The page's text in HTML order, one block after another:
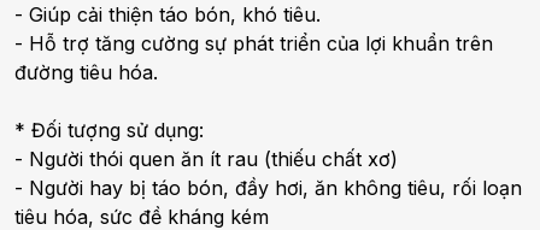
- Giúp cải thiện táo bón, khó tiêu.
- Hỗ trợ tăng cường sự phát triển của lợi khuẩn trên
đường tiêu hóa.
* Đối tượng sử dụng:
- Người thói quen ăn ít rau (thiếu chất xơ)
- Người hay bị táo bón, đầy hơi, ăn không tiêu, rối loạn
tiêu hóa, sức đề kháng kém